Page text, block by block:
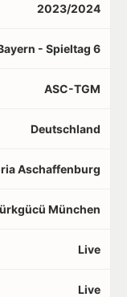
2023/2024
- Spieltag 6
ASC-TGM
Deutschland
Aschaffenburg
München
Live
Live